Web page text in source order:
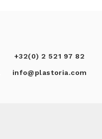
+32(0) 2 521 97 82
info@plastoria.com